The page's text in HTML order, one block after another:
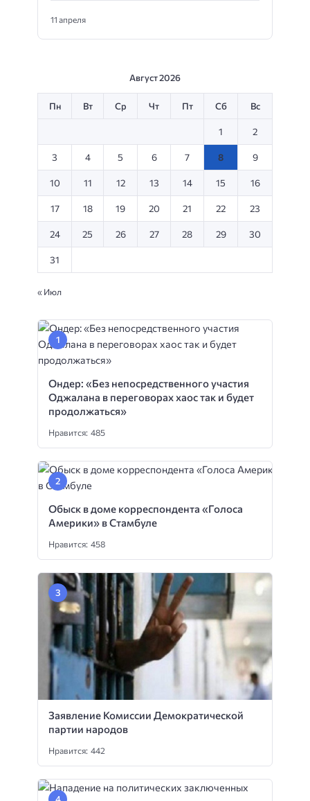
11 апреля
Август 2026
Пн Вт Ср Чт Пт Сб Вс
1 2
3 4 5 6 7 8 9
10 11 12 13 14 15 16
17 18 19 20 21 22 23
24 25 26 27 28 29 30
31
« Июл
Ондер: «Без непосредственного участия
Оджалана в переговорах хаос так и будет
продолжаться»
Нравится: 485
Обыск в доме корреспондента «Голоса
Америки» в Стамбуле
Нравится: 458
Заявление Комиссии Демократической
партии народов
Нравится: 442